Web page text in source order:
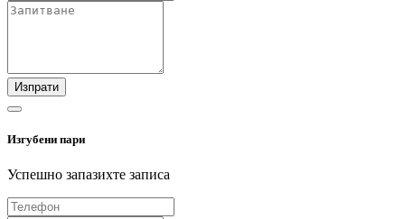
Изпрати
Изгубени пари
Успешно запазихте записа